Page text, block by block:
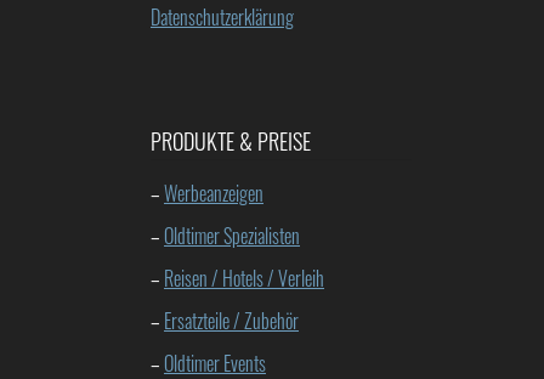
Datenschutzerklärung
PRODUKTE & PREISE
–Werbeanzeigen
– Oldtimer Spezialisten
– Reisen / Hotels / Verleih
– Ersatzteile / Zubehör
– Oldtimer Events